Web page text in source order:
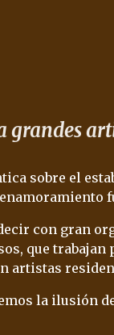
grandes
sobre el
con gran
que
la ilusión